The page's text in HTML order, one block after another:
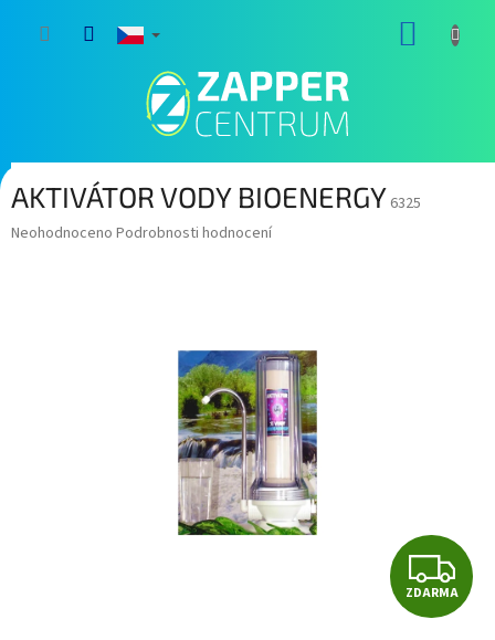
AKTIVÁTOR VODY BIOENERGY 6325
Průměrné
Neohodnoceno Podrobnosti hodnocení
Z
D
ZDARMA